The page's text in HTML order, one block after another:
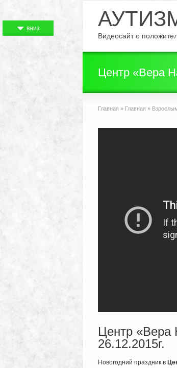
Видеосайт о
Центр «Вера
Главная » Главная »
Центр «Вера
26.12.2015г.
Новогодний праздник в
вниз